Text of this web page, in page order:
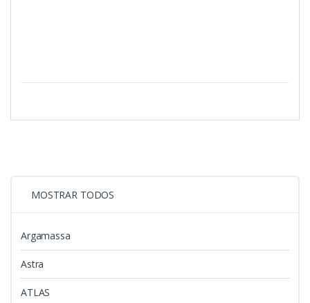
MOSTRAR TODOS
Argamassa
Astra
ATLAS